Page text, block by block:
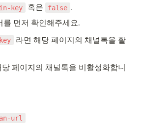
key 혹은 false .
를 먼저 확인해주세요.
라면 해당 페이지의 채널톡을 활
당 페이지의 채널톡을 비활성화합니
url